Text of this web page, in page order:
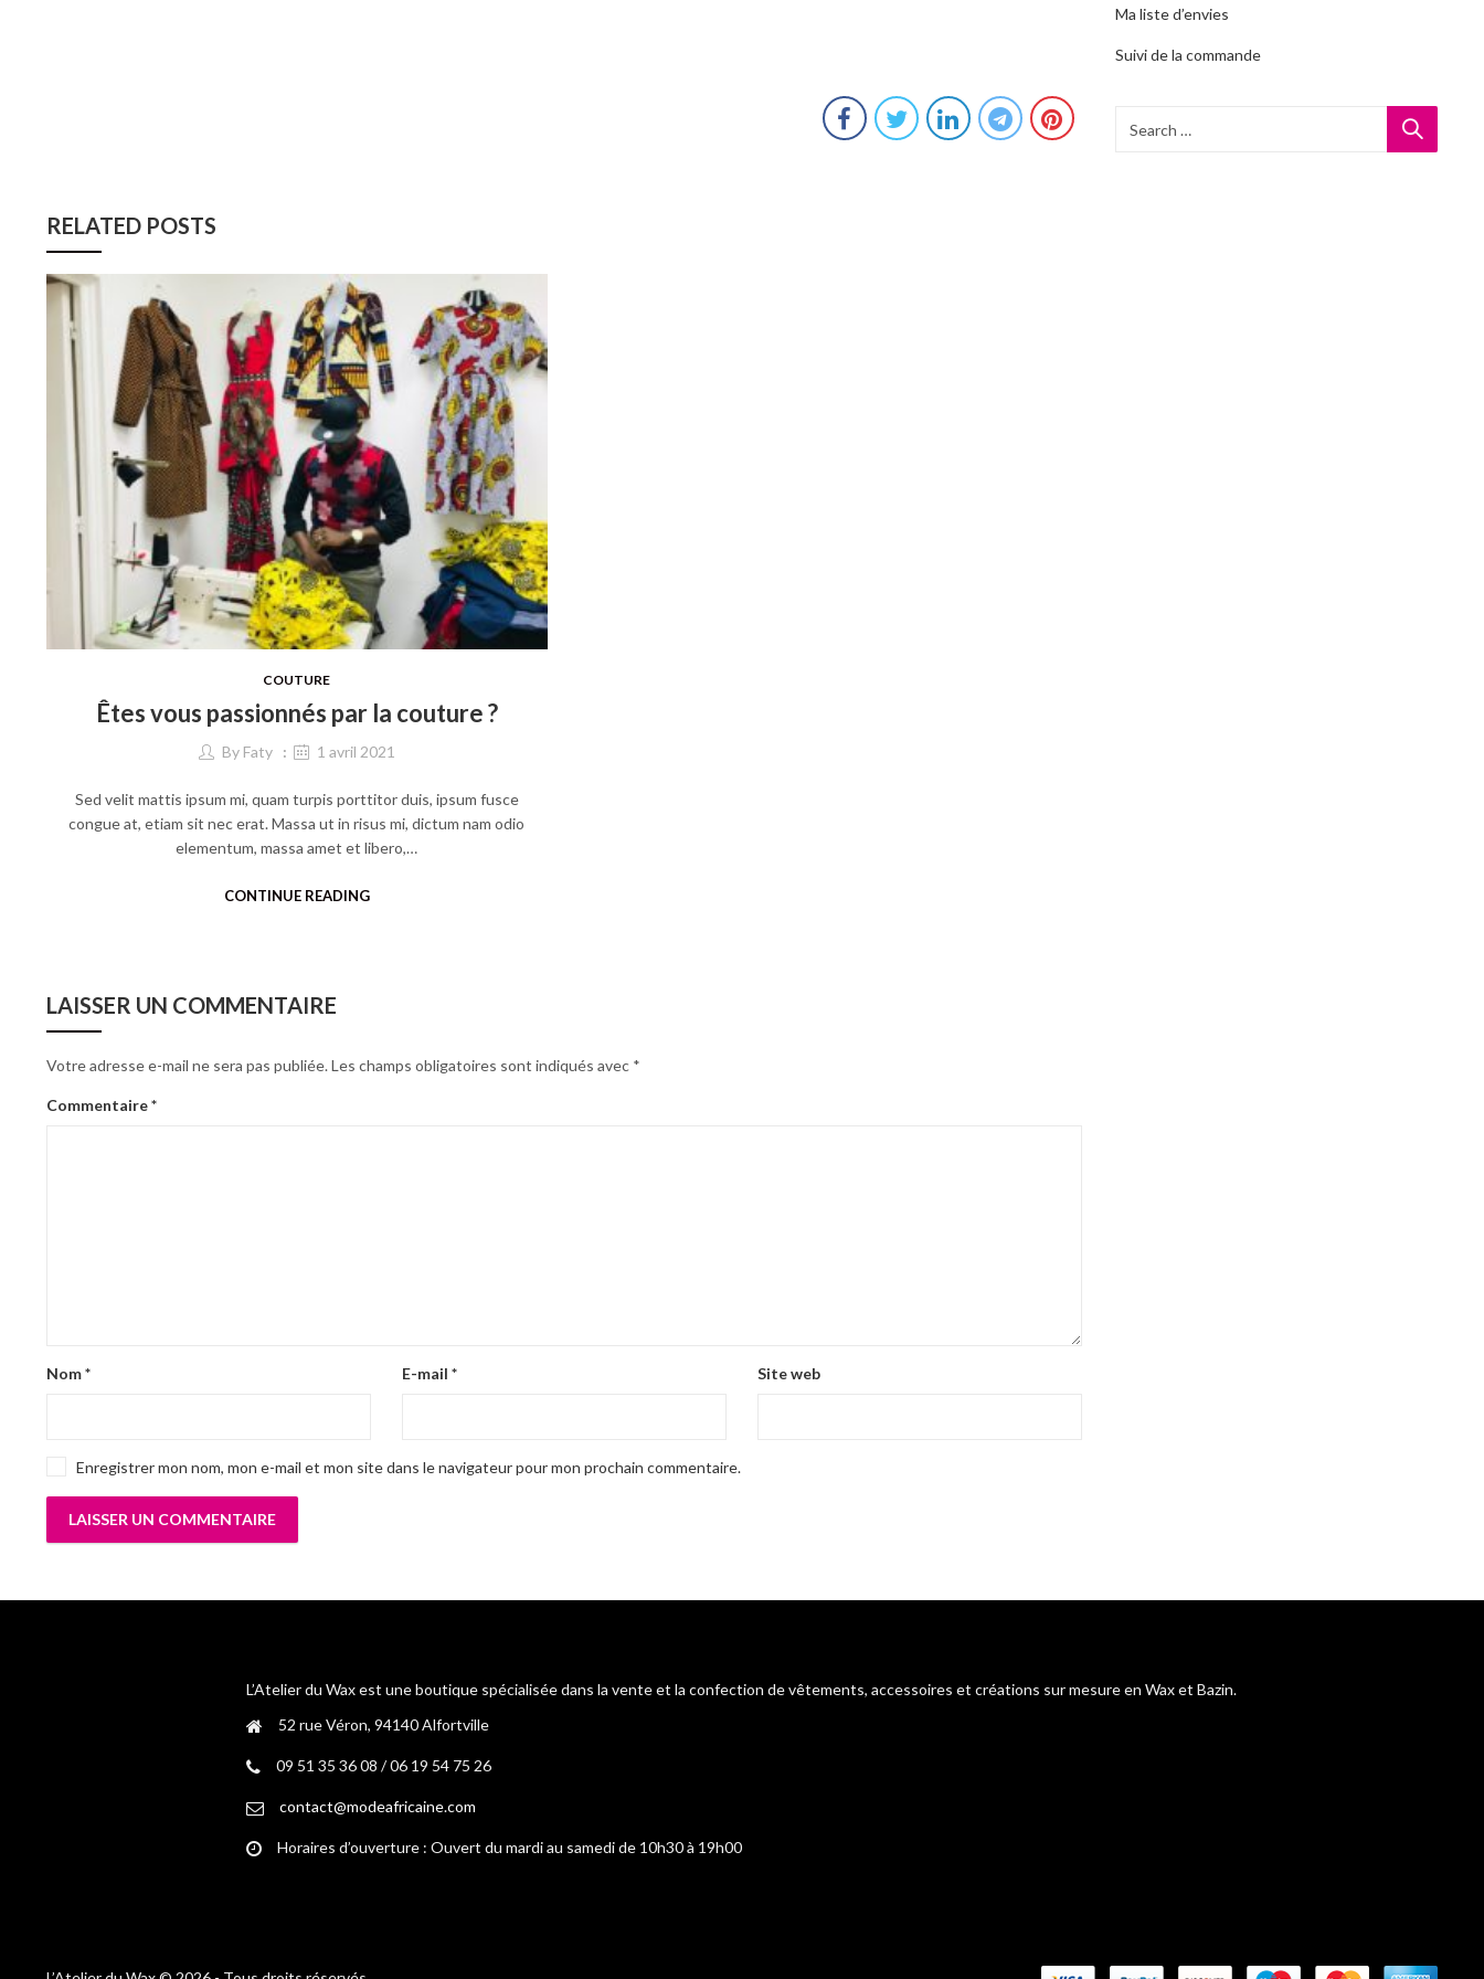
RELATED POSTS
COUTURE
Êtes vous passionnés par la couture ?
By Faty 1 avril 2021
Sed velit mattis ipsum mi, quam turpis porttitor duis, ipsum fusce
congue at, etiam sit nec erat. Massa ut in risus mi, dictum nam odio
elementum, massa amet et libero,…
CONTINUE READING
LAISSER UN COMMENTAIRE
Votre adresse e-mail ne sera pas publiée.Les champs obligatoires sont indiqués avec *
Commentaire*
Nom* E-mail * Site web
Enregistrer mon nom, mon e-mail et mon site dans le navigateur pour mon prochain commentaire.
Ma liste d’envies
Suivi de la commande
L’Atelier du Wax est une boutique spécialisée dans la vente et la confection de vêtements, accessoires et créations sur mesure en Wax et Bazin.
52 rue Véron, 94140 Alfortville
09 51 35 36 08 / 06 19 54 75 26
contact@modeafricaine.com
Horaires d’ouverture : Ouvert du mardi au samedi de 10h30 à 19h00